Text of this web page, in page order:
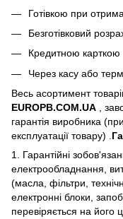
Готівкою при
Безготівковий
Кредитною
Через касу або
Весь асортимент
EUROPB.COM.UA
,
гарантія виробника
експлуатації товару) .
1. Гарантійні
електрообладнання,
(масла, фільтри,
електронні блоки,
перевіряється на його